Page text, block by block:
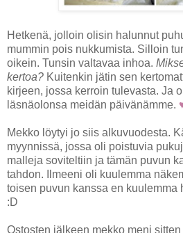
Hetkenä, jolloin olisin halunnut
mummin pois nukkumista. Silloin
oikein. Tunsin valtavaa inhoa.
kertoa? Kuitenkin jätin sen
kirjeen, jossa kerroin tulevasta. Ja
läsnäolonsa meidän päivänämme.
Mekko löytyi jo siis alkuvuodesta.
myynnissä, jossa oli poistuvia
malleja soviteltiin ja tämän puvun
tahdon. Ilmeeni oli kuulemma
toisen puvun kanssa en kuulemma
:D
Ostosten jälkeen mekko meni